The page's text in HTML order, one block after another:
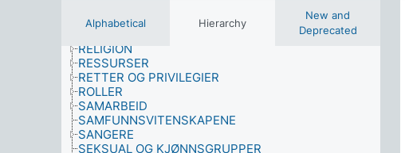
Alphabetical Hierarchy
New and
Deprecated
RÅD (VEILEDNING)
REISING
RELIGION
RESSURSER
RETTER OG PRIVILEGIER
ROLLER
SAMARBEID
SAMFUNNSVITENSKAPENE
SANGERE
SEKSUAL OG KJØNNSGRUPPER